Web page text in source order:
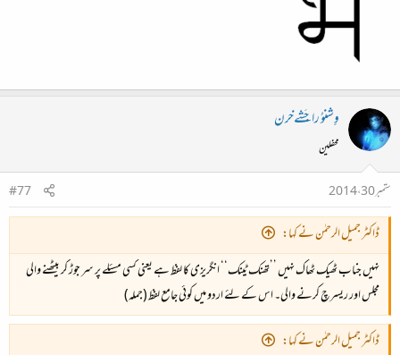
وِِشنوُ راجَشےخرن
محفلین
ستمبر 30، 2014
#77
ڈاکٹر جمیل الرحمٰن نے کہا:
نہیں جناب ٹھیک ٹھاک نہیں ’’تھنک ٹینک‘‘ انگریزی کا لفظ ہے یعنی کسی مسئلے پر سر جوڑ کر بیٹھنے والی
مجلس اور ریسرچ کرنے والی۔ اس کے لئے اردو میں کوئی جامع لفظ (جملہ)
ڈاکٹر جمیل الرحمٰن نے کہا: